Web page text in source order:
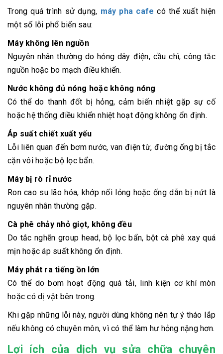
Trong quá trình sử dụng, máy pha cafe có thể xuất hiện
một số lỗi phổ biến sau:
Máy không lên nguồn
Nguyên nhân thường do hỏng dây điện, cầu chì, công tắc
nguồn hoặc bo mạch điều khiển.
Nước không đủ nóng hoặc không nóng
Có thể do thanh đốt bị hỏng, cảm biến nhiệt gặp sự cố
hoặc hệ thống điều khiển nhiệt hoạt động không ổn định.
Áp suất chiết xuất yếu
Lỗi liên quan đến bơm nước, van điện từ, đường ống bị tắc
cặn vôi hoặc bộ lọc bẩn.
Máy bị rò rỉ nước
Ron cao su lão hóa, khớp nối lỏng hoặc ống dẫn bị nứt là
nguyên nhân thường gặp.
Cà phê chảy nhỏ giọt, không đều
Do tắc nghẽn group head, bộ lọc bẩn, bột cà phê xay quá
mịn hoặc áp suất không ổn định.
Máy phát ra tiếng ồn lớn
Có thể do bơm hoạt động quá tải, linh kiện cơ khí mòn
hoặc có dị vật bên trong.
Khi gặp những lỗi này, người dùng không nên tự ý tháo lắp
nếu không có chuyên môn, vì có thể làm hư hỏng nặng hơn.
Lợi ích của dịch vụ sửa chữa chuyên